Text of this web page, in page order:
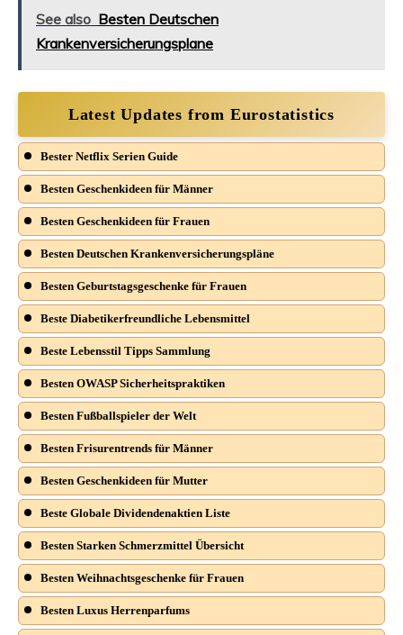
See also Besten Deutschen
Krankenversicherungsplane
Latest Updates from Eurostatistics
Bester Netflix Serien Guide
Besten Geschenkideen für Männer
Besten Geschenkideen für Frauen
Besten Deutschen Krankenversicherungspläne
Besten Geburtstagsgeschenke für Frauen
Beste Diabetikerfreundliche Lebensmittel
Beste Lebensstil Tipps Sammlung
Besten OWASP Sicherheitspraktiken
Besten Fußballspieler der Welt
Besten Frisurentrends für Männer
Besten Geschenkideen für Mutter
Beste Globale Dividendenaktien Liste
Besten Starken Schmerzmittel Übersicht
Besten Weihnachtsgeschenke für Frauen
Besten Luxus Herrenparfums